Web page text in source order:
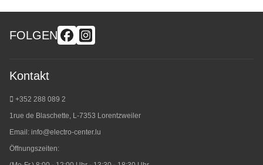
FOLGEN
Kontakt
+352 288 089 2
1rue de Blaschette, L-7353 Lorentzweiler
Email: info@electro-center.lu
Öffnungszeiten: